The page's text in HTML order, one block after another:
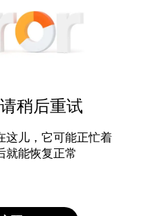
稍后重试
这儿，它可能正忙着
就能恢复正常